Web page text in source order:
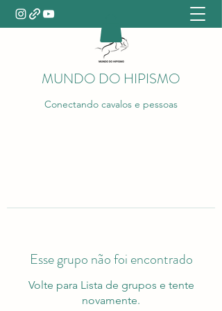
MUNDO DO HIPISMO
Conectando cavalos e pessoas
Esse grupo não foi encontrado
Volte para Lista de grupos e tente
novamente.